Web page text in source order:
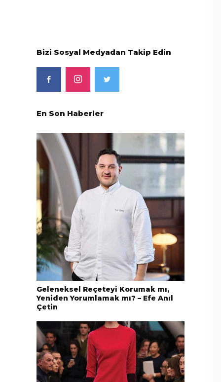
Bizi Sosyal Medyadan Takip Edin
En Son Haberler
Geleneksel Reçeteyi Korumak mı,
Yeniden Yorumlamak mı? – Efe Anıl
Çetin